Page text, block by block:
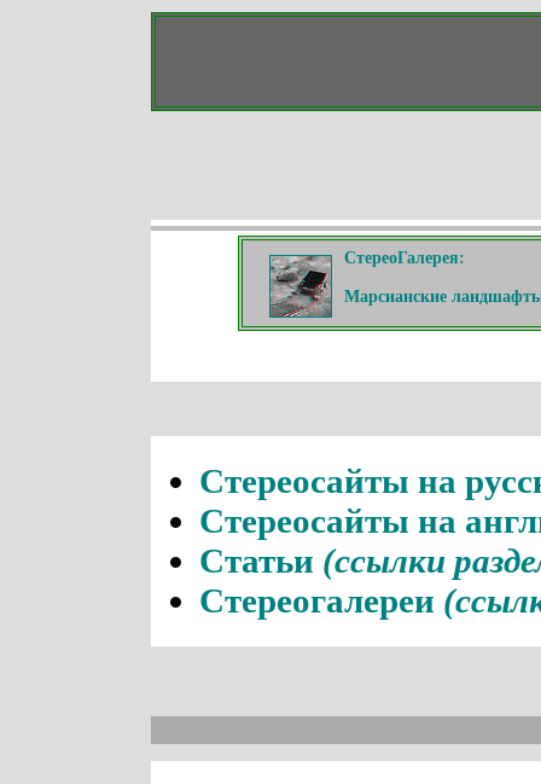
СтереоГалерея:
Марсианские
Стереосайты на
Стереосайты на
Статьи (ссылки
Стереогалереи